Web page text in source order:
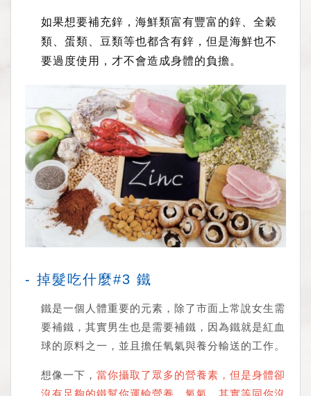
如果想要補充鋅，海鮮類富有豐富的鋅、全穀
類、蛋類、豆類等也都含有鋅，但是海鮮也不
要過度使用，才不會造成身體的負擔。
- 掉髮吃什麼#3 鐵
鐵是一個人體重要的元素，除了市面上常說女生需
要補鐵，其實男生也是需要補鐵，因為鐵就是紅血
球的原料之一，並且擔任氧氣與養分輸送的工作。
想像一下， 當你攝取了眾多的營養素，但是身體卻